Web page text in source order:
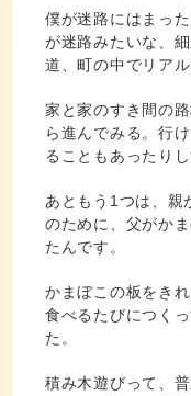
僕が迷路にはまっ
が迷路みたいな、
道、町の中でリア
家と家のすき間の
ら進んでみる。行
ることもあったり
あともう1つは、親
のために、父がか
たんです。
かまぼこの板をき
食べるたびにつく
た。
積み木遊びって、